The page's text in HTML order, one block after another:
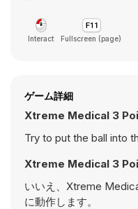
Interact Fullscreen (page)
ゲーム詳細
Xtreme Medical 3
Try to put the ball into
Xtreme Medical 3
いいえ、Xtreme
に動作します。